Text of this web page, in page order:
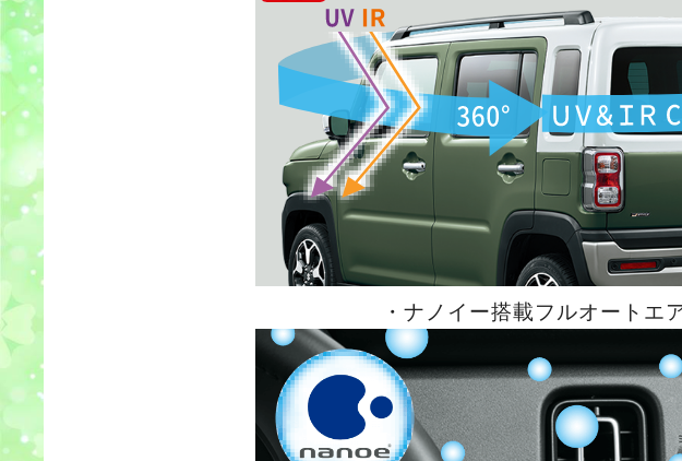
・ナノイー搭載フルオートエ